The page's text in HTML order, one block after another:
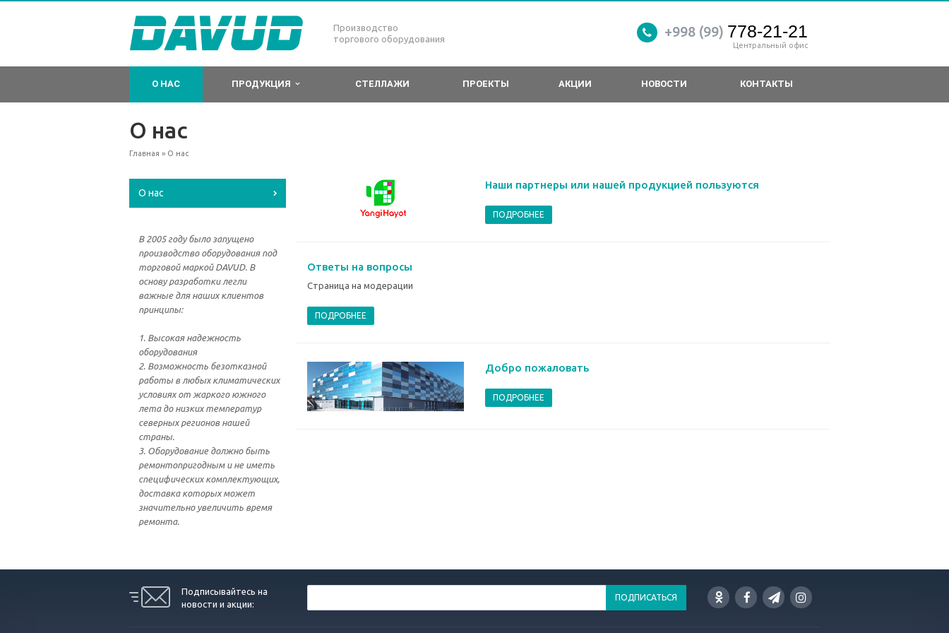
Производство
торгового оборудования
+998 (99) 778-21-21
Центральный офис
О НАС ПРОДУКЦИЯ СТЕЛЛАЖИ ПРОЕКТЫ АКЦИИ НОВОСТИ КОНТАКТЫ
О нас
Главная » О нас
О нас
В 2005 году было запущено
производство оборудования под
торговой маркой DAVUD. В
основу разработки легли
важные для наших клиентов
принципы:
1. Высокая надежность
оборудования
2. Возможность безотказной
работы в любых климатических
условиях от жаркого южного
лета до низких температур
северных регионов нашей
страны.
3. Оборудование должно быть
ремонтопригодным и не иметь
специфических комплектующих,
доставка которых может
значительно увеличить время
ремонта.
Наши партнеры или нашей продукцией пользуются
ПОДРОБНЕЕ
Ответы на вопросы
Страница на модерации
ПОДРОБНЕЕ
Добро пожаловать
ПОДРОБНЕЕ
Подписывайтесь на
новости и акции: